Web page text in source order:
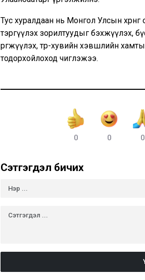
Тус хуралдаан нь Монгол Улсын
тэргүүлэх зорилтуудыг бэхжүүлэх,
өргөжүүлэх, төр-хувийн хэвшлийн
тодорхойлоход чиглэжээ.
0 0 0
Сэтгэгдэл бичих